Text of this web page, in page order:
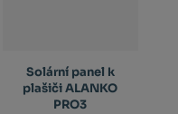
Solární panel k
plašiči ALANKO
PRO3